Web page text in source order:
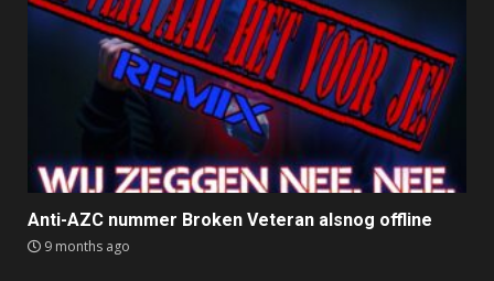
Anti-AZC nummer Broken Veteran alsnog offline
9 months ago